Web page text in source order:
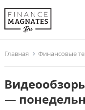
Главная Финансовые
—